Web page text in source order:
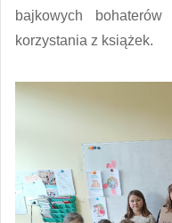
bajkowych
korzystania z książek.